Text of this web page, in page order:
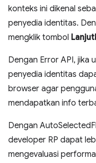
konteks ini dikenal
penyedia identitas.
mengklik tombol
Dengan Error API, jika
penyedia identitas
browser agar
mendapatkan info
Dengan
developer RP dapat
mengevaluasi